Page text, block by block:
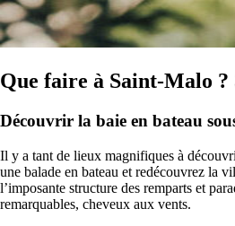
Que faire à Saint-Malo ?
Découvrir la baie en bateau
Il y a tant de lieux magnifiques à
une balade en bateau et redécouvrez la
l’imposante structure des remparts et
remarquables, cheveux aux vents.